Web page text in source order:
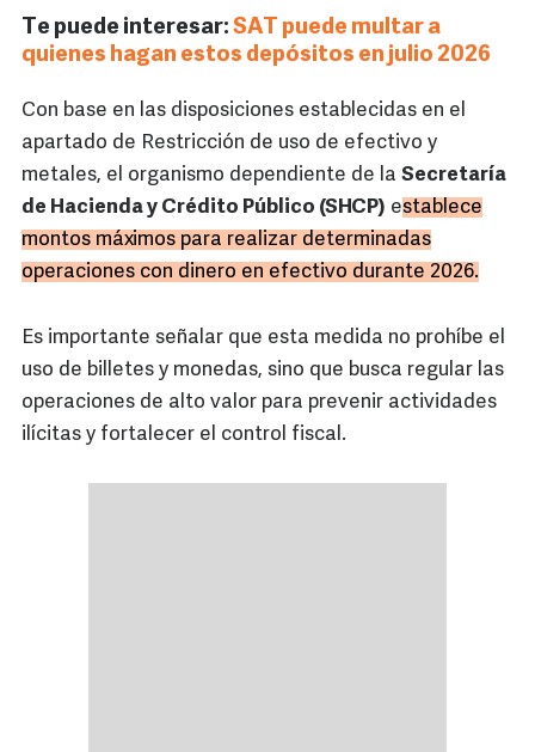
Te puede interesar: SAT puede multar a
quienes hagan estos depósitos en julio 2026
Con base en las disposiciones establecidas en el
apartado de Restricción de uso de efectivo y
metales, el organismo dependiente de la Secretaría
de Hacienda y Crédito Público (SHCP) establece
montos máximos para realizar determinadas
operaciones con dinero en efectivo durante 2026.
Es importante señalar que esta medida no prohíbe el
uso de billetes y monedas, sino que busca regular las
operaciones de alto valor para prevenir actividades
ilícitas y fortalecer el control fiscal.